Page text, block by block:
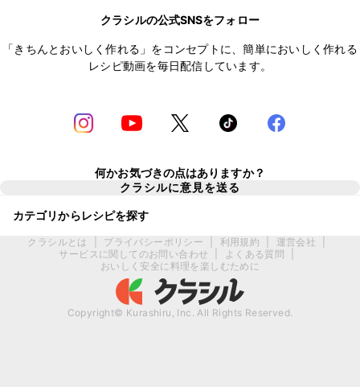
クラシルの公式SNSをフォロー
「きちんとおいしく作れる」をコンセプトに、簡単においしく作れる
レシピ動画を毎日配信しています。
何かお気づきの点はありますか？
クラシルに意見を送る
カテゴリからレシピを探す
クラシルとは プライバシーポリシー 利用規約 運営会社
サービスに関してのお問い合わせ
よくある質問
おいしく安全に料理を楽しむために
Copyright© Kurashiru, Inc. All Rights Reserved.